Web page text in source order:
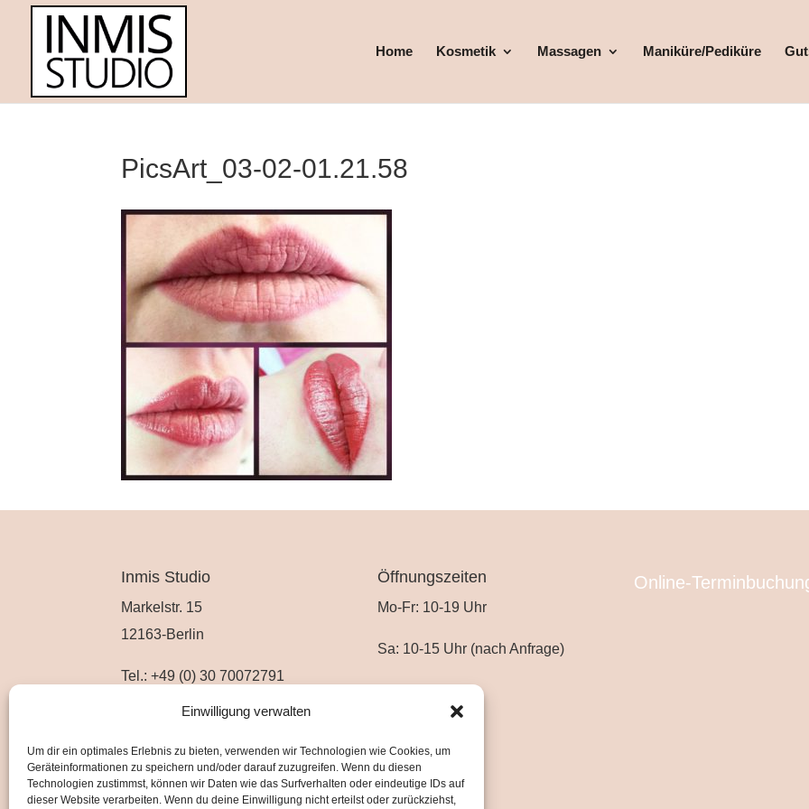
Einwilligung verwalten
Um dir ein optimales Erlebnis zu bieten, verwenden wir Technologien wie Cookies, um
Geräteinformationen zu speichern und/oder darauf zuzugreifen. Wenn du diesen
Technologien zustimmst, können wir Daten wie das Surfverhalten oder eindeutige IDs auf
dieser Website verarbeiten. Wenn du deine Einwilligung nicht erteilst oder zurückziehst,
Home Kosmetik Massagen Maniküre/Pediküre
PicsArt_03-02-01.21.58
Inmis Studio
Markelstr. 15
12163-Berlin
Tel.: +49 (0) 30 70072791
Mobil: +49 (0) 177 728 22 20
Impressum
Datenschutzerklärung
Öffnungszeiten
Mo-Fr: 10-19 Uhr
Sa: 10-15 Uhr (nach Anfrage)
Online-